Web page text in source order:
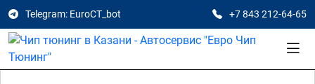
Telegram: EuroCT_bot +7 843 212-64-65